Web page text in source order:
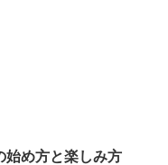
始め方と楽しみ方